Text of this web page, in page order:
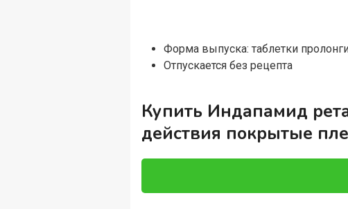
Форма выпуска: таблетки
Отпускается без рецепта
Купить Индапамид
действия покрытые